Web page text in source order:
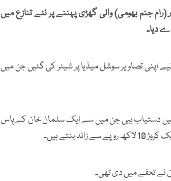
جنم بھومی) والی گھڑی پہننے پر نئے تنازع میں
دیا۔
اپنی تصاویر سوشل میڈیا پر شیئر کی گئیں جن میں
محدود ایڈیشن کی اس گھڑی کے صرف 49 سیٹ دنیا میں دستیاب ہیں جن میں سے ایک سلمان خان کے پاس
نے تحفے میں دی تھی۔